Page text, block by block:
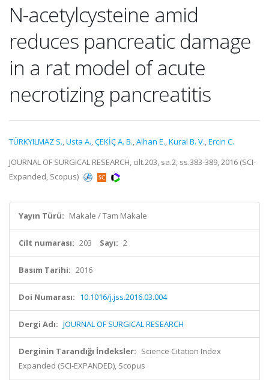
N-acetylcysteine amid
reduces pancreatic damage
in a rat model of acute
necrotizing pancreatitis
TÜRKYILMAZ S.,Usta A.,ÇEKİÇ A. B.,Alhan E.,Kural B. V.,Ercin C.
JOURNAL OF SURGICAL RESEARCH, cilt.203, sa.2, ss.383-389, 2016 (SCI-
Expanded, Scopus)
Yayın Türü: Makale / Tam Makale
Cilt numarası: 203 Sayı: 2
Basım Tarihi: 2016
Doi Numarası: 10.1016/j.jss.2016.03.004
Dergi Adı: JOURNAL OF SURGICAL RESEARCH
Derginin Tarandığı İndeksler: Science Citation Index
Expanded (SCI-EXPANDED), Scopus